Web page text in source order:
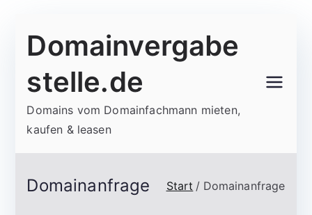
Inhalt
Domainvergabe
stelle.de
Domains vom Domainfachmann mieten,
kaufen & leasen
Domainanfrage Start Domainanfrage